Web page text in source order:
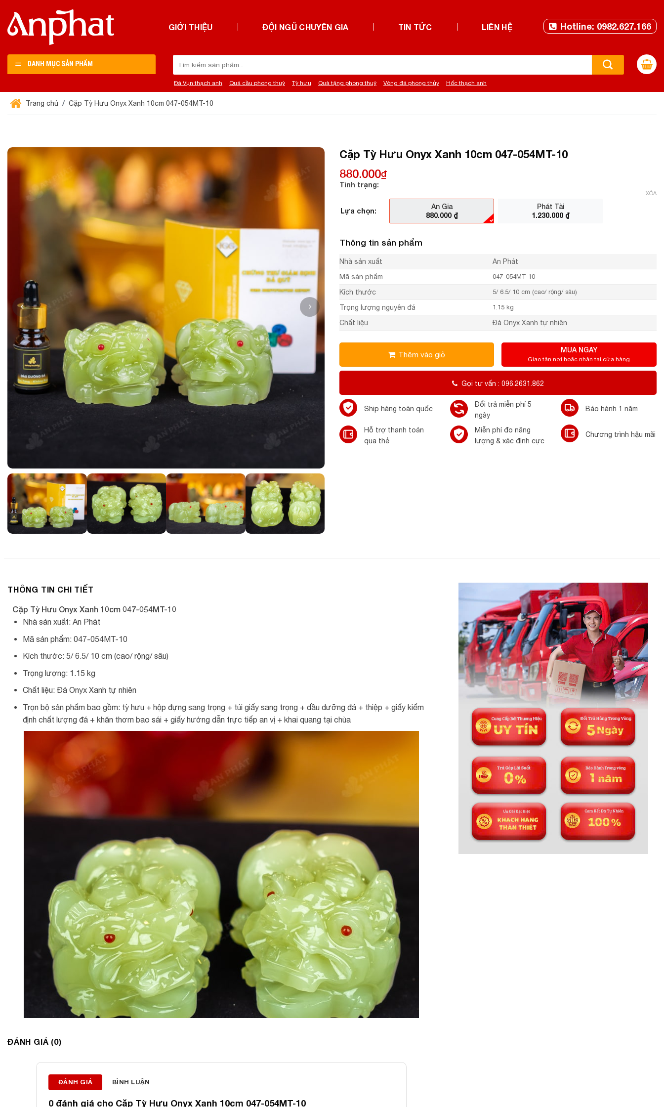
đến
nội
GIỚI THIỆU ĐỘI NGŨ CHUYÊN GIA TIN TỨC LIÊN HỆ Hotline: 0982.627.166
DANH MỤC SẢN PHẨM
kiếm:
Đá Vụn thạch anh Quả cầu phong thuỷ Tỳ hưu Quà tặng phong thuỷ Vòng đá phong thủy Hốc thạch anh
Trang chủ Cặp Tỳ Hưu Onyx Xanh 10cm 047-054MT-10
Cặp Tỳ Hưu Onyx Xanh 10cm 047-054MT-10
880.000₫
Tình trạng:
Lựa chọn:
An Gia
880.000 ₫
Phát Tài
1.230.000 ₫
XÓA
Thông tin sản phẩm
Nhà sản xuất
An Phát
Mã sản phẩm
047-054MT-10
Kích thước 5/ 6.5/ 10 cm (cao/ rộng/ sâu)
Trọng lượng nguyên đá 1.15 kg
Chất liệu Đá Onyx Xanh tự nhiên
Thêm vào giỏ MUA NGAY
Giao tận nơi hoặc nhận tại cửa hàng
Gọi tư vấn : 096.2631.862
Ship hàng toàn quốc
Đổi trả miễn phí 5
ngày
Bảo hành 1 năm
Hỗ trợ thanh toán
qua thẻ
Miễn phí đo năng
lượng & xác định cực
Chương trình hậu mãi
THÔNG TIN CHI TIẾT
Cặp Tỳ Hưu Onyx Xanh 10cm 047-054MT-10
Nhà sản xuất: An Phát
Mã sản phẩm: 047-054MT-10
Kích thước: 5/ 6.5/ 10 cm (cao/ rộng/ sâu)
Trọng lượng: 1.15 kg
Chất liệu: Đá Onyx Xanh tự nhiên
Trọn bộ sản phẩm bao gồm: tỳ hưu + hộp đựng sang trọng + túi giấy sang trọng + dầu dưỡng đá + thiệp + giấy kiểm
định chất lượng đá + khăn thơm bao sái + giấy hướng dẫn trực tiếp an vị + khai quang tại chùa
ĐÁNH GIÁ (0)
ĐÁNH GIÁ BÌNH LUẬN
0 đánh giá cho Cặp Tỳ Hưu Onyx Xanh 10cm 047-054MT-10